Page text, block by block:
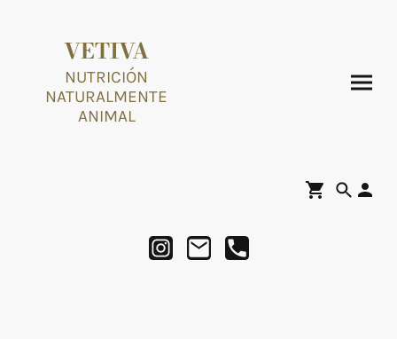
VETIVA
NUTRICIÓN
NATURALMENTE
ANIMAL